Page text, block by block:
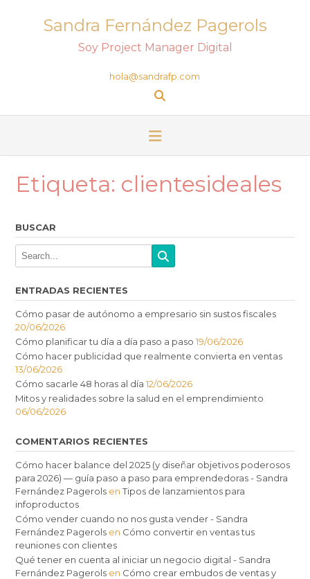
Sandra Fernández Pagerols
Soy Project Manager Digital
hola@sandrafp.com
Etiqueta: clientesideales
BUSCAR
ENTRADAS RECIENTES
Cómo pasar de autónomo a empresario sin sustos fiscales
20/06/2026
Cómo planificar tu día a día paso a paso 19/06/2026
Cómo hacer publicidad que realmente convierta en ventas
13/06/2026
Cómo sacarle 48 horas al día 12/06/2026
Mitos y realidades sobre la salud en el emprendimiento
06/06/2026
COMENTARIOS RECIENTES
Cómo hacer balance del 2025 (y diseñar objetivos poderosos
para 2026) — guía paso a paso para emprendedoras - Sandra
Fernández Pagerols enTipos de lanzamientos para
infoproductos
Cómo vender cuando no nos gusta vender - Sandra
Fernández Pagerols en Cómo convertir en ventas tus
reuniones con clientes
Qué tener en cuenta al iniciar un negocio digital - Sandra
Fernández Pagerols en Cómo crear embudos de ventas y